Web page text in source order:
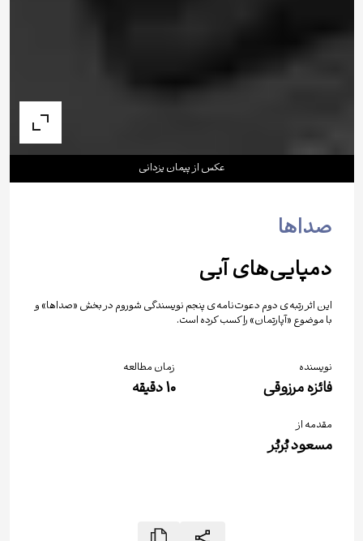
عکس از پیمان یزدانی
صداها
دمپایی‌های آبی
این اثر رتبه‌ی دوم دعوت‌نامه‌ی پنجم نویسندگی شوروم در بخش «صداها» و
با موضوع «آپارتمان» را کسب کرده است.
نویسنده
فائزه مرزوقی
زمان مطالعه
10دقیقه
مقدمه از
مسعود بُربُر